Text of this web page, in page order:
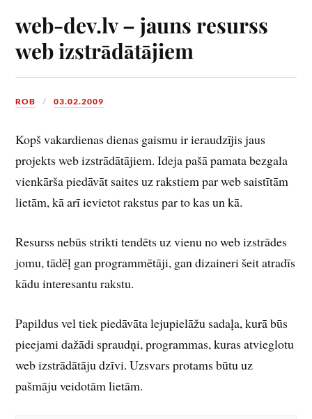
web-dev.lv – jauns resurss
web izstrādātājiem
ROB 03.02.2009
Kopš vakardienas dienas gaismu ir ieraudzījis jaus
projekts web izstrādātājiem. Ideja pašā pamata bezgala
vienkārša piedāvāt saites uz rakstiem par web saistītām
lietām, kā arī ievietot rakstus par to kas un kā.
Resurss nebūs strikti tendēts uz vienu no web izstrādes
jomu, tādēļ gan programmētāji, gan dizaineri šeit atradīs
kādu interesantu rakstu.
Papildus vel tiek piedāvāta lejupielāžu sadaļa, kurā būs
pieejami dažādi spraudņi, programmas, kuras atvieglotu
web izstrādātāju dzīvi. Uzsvars protams būtu uz
pašmāju veidotām lietām.